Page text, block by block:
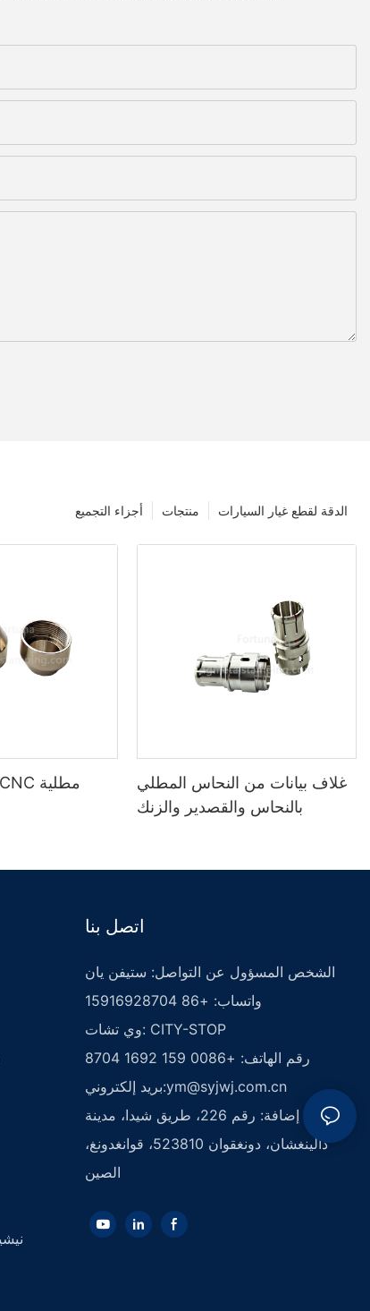
الدقة لقطع غيار السيارات منتجات أجزاء التجميع
غلاف بيانات من النحاس المطلي
بالنحاس والقصدير والزنك
اتصل بنا
الشخص المسؤول عن التواصل: ستيفن يان
واتساب: +86 15916928704
وي تشات: CITY-STOP
رقم الهاتف: +0086 159 1692 8704
بريد إلكتروني:ym@syjwj.com.cn
إضافة: رقم 226، طريق شيدا، مدينة
دالينغشان، دونغقوان 523810، قوانغدونغ،
الصين